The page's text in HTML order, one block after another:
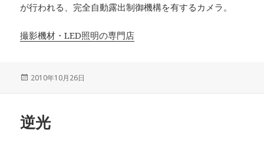
が行われる、完全自動露出制御機構を有するカメラ。
撮影機材・LED照明の専門店
投
2010年10月26日
逆光